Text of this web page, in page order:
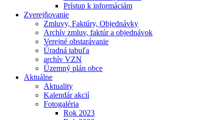
Prístup k informáciám
Zverejňovanie
Zmluvy, Faktúry, Objednávky
Archív zmluv, faktúr a objednávok
Verejné obstarávanie
Úradná tabuľa
archív VZN
Územný plán obce
Aktuálne
Aktuality
Kalendár akcií
Fotogaléria
Rok 2023